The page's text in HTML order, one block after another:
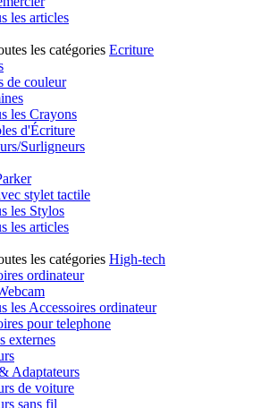
les articles
les catégories Ecriture
de couleur
les Crayons
d'Écriture
Surligneurs
stylet tactile
les Stylos
les articles
les catégories High-tech
ordinateur
les Accessoires ordinateur
pour telephone
externes
Adaptateurs
de voiture
sans fil